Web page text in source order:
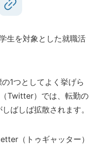
生を対象とした就職活
1つとしてよく挙げら
Twitter）では、転勤の
ばしば拡散されます。
（トゥギャッター）